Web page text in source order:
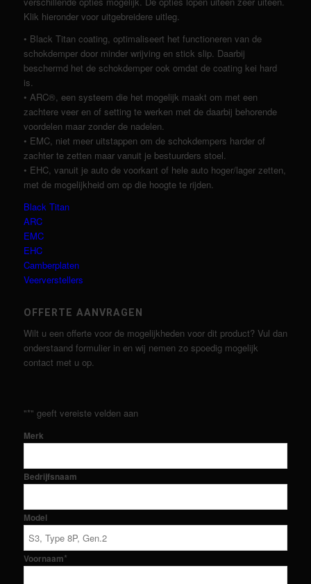
Klik hieronder voor uitgebreidere uitleg.
• Black Titan coating, optimaliseert het functioneren van de
schokdemper door minder wrijving en stick slip. Daarbij
beschermd het de schokdemper ook omdat de coating kei hard
is.
• ARC®, een systeem die het mogelijk maakt om met een
zachtere veer en of setting te werken met de daarbij behorende
voordelen maar zonder de nadelen.
• EMC, niet meer uitstappen om de schokdempers harder of
zachter te zetten maar vanuit je bestuurders stoel.
• EHC, vanuit je auto de voorkant of hele auto hoger/lager zetten,
met de mogelijkheid om op die hoogte te rijden.
Black Titan
ARC
EMC
EHC
Camberplaten
Veerverstellers
OFFERTE AANVRAGEN
Wilt u een offerte voor de mogelijkheden voor dit product? Vul dan
onderstaand formulier in en wij nemen zo spoedig mogelijk
contact met u op.
"*" geeft vereiste velden aan
Merk
Bedrijfsnaam
Model
Voornaam*